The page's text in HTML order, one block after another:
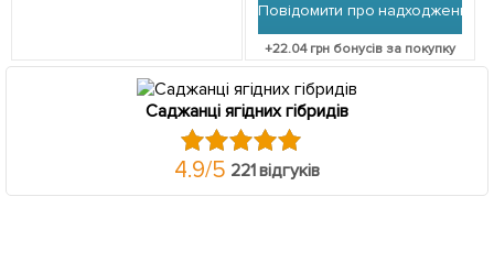
Повідомити про надходження
+22.04грн бонусів за покупку
Саджанці ягідних гібридів
4.9/5 221 відгуків